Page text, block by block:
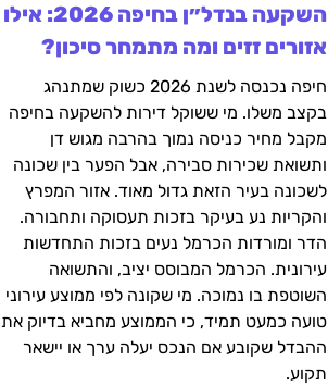
השקעה בנדל״ן בחיפה 2026: אילו
אזורים זזים ומה מתמחר סיכון?
חיפה נכנסה לשנת 2026 כשוק שמתנהג
בקצב משלו. מי ששוקל דירות להשקעה בחיפה
מקבל מחיר כניסה נמוך בהרבה מגוש דן
ותשואת שכירות סבירה, אבל הפער בין שכונה
לשכונה בעיר הזאת גדול מאוד. אזור המפרץ
והקריות נע בעיקר בזכות תעסוקה ותחבורה.
הדר ומורדות הכרמל נעים בזכות התחדשות
עירונית. הכרמל המבוסס יציב, והתשואה
השוטפת בו נמוכה. מי שקונה לפי ממוצע עירוני
טועה כמעט תמיד, כי הממוצע מחביא בדיוק את
ההבדל שקובע אם הנכס יעלה ערך או יישאר
תקוע.